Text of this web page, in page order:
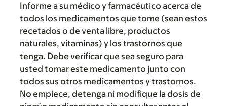
Informe a su médico y farmacéutico acerca de
todos los medicamentos que tome (sean estos
recetados o de venta libre, productos
naturales, vitaminas) y los trastornos que
tenga. Debe verificar que sea seguro para
usted tomar este medicamento junto con
todos sus otros medicamentos y trastornos.
No empiece, detenga ni modifique la dosis de